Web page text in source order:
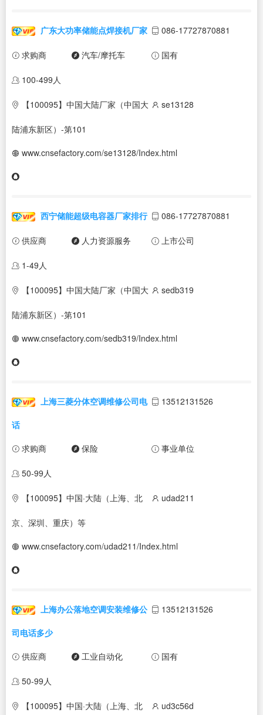
广东大功率储能点焊接机厂家 086-17727870881
求购商 汽车/摩托车 国有
100-499人
【100095】中国大陆厂家（中国大
陆浦东新区）-第101
se13128
www.cnsefactory.com/se13128/Index.html
西宁储能超级电容器厂家排行 086-17727870881
供应商 人力资源服务 上市公司
1-49人
【100095】中国大陆厂家（中国大
陆浦东新区）-第101
sedb319
www.cnsefactory.com/sedb319/Index.html
上海三菱分体空调维修公司电
话
13512131526
求购商 保险 事业单位
50-99人
【100095】中国·大陆（上海、北
京、深圳、重庆）等
udad211
www.cnsefactory.com/udad211/Index.html
上海办公落地空调安装维修公
司电话多少
13512131526
供应商 工业自动化 国有
50-99人
【100095】中国·大陆（上海、北 ud3c56d